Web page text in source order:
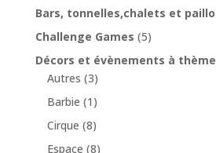
Bars, tonnelles,chalets et
Challenge Games (5)
Décors et évènements à thème
Autres (3)
Barbie (1)
Cirque (8)
Espace (8)